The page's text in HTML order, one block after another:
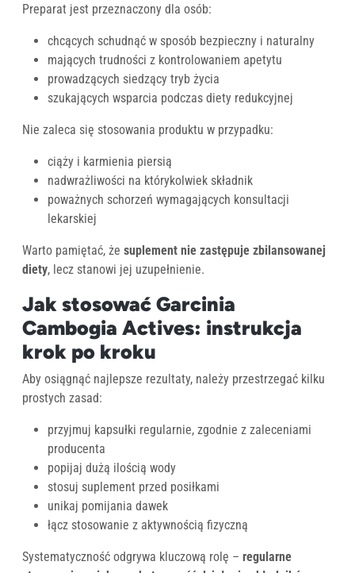
Preparat jest przeznaczony dla osób:
chcących schudnąć w sposób bezpieczny i naturalny
mających trudności z kontrolowaniem apetytu
prowadzących siedzący tryb życia
szukających wsparcia podczas diety redukcyjnej
Nie zaleca się stosowania produktu w przypadku:
ciąży i karmienia piersią
nadwrażliwości na którykolwiek składnik
poważnych schorzeń wymagających konsultacji
lekarskiej
Warto pamiętać, że suplement nie zastępuje zbilansowanej
diety, lecz stanowi jej uzupełnienie.
Jak stosować Garcinia
Cambogia Actives: instrukcja
krok po kroku
Aby osiągnąć najlepsze rezultaty, należy przestrzegać kilku
prostych zasad:
przyjmuj kapsułki regularnie, zgodnie z zaleceniami
producenta
popijaj dużą ilością wody
stosuj suplement przed posiłkami
unikaj pomijania dawek
łącz stosowanie z aktywnością fizyczną
Systematyczność odgrywa kluczową rolę – regularne